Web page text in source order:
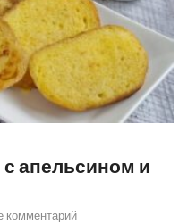
апельсином и
комментарий